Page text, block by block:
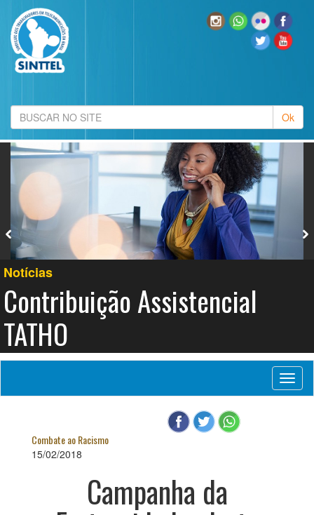
Notícias
Contribuição Assistencial
Contax
Combate ao Racismo
15/02/2018
Campanha da